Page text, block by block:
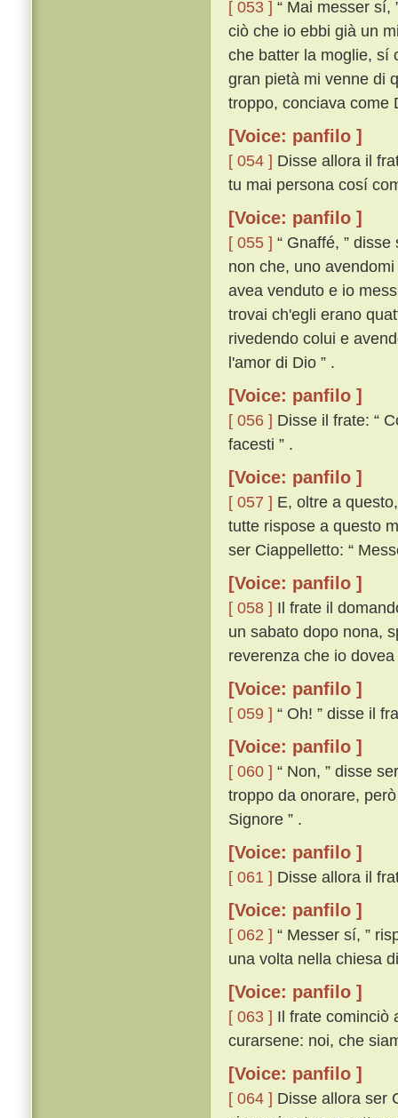
[ 053 ] “ Mai messer sí,
ciò che io ebbi già un
che batter la moglie, sí
gran pietà mi venne di
troppo, conciava come
[Voice: panfilo ]
[ 054 ] Disse allora il
tu mai persona cosí
[Voice: panfilo ]
[ 055 ] “ Gnaffé, ”
non che, uno
avea venduto e io
trovai ch'egli erano
rivedendo colui e
l'amor di Dio ” .
[Voice: panfilo ]
[ 056 ] Disse il frate: “
facesti ” .
[Voice: panfilo ]
[ 057 ] E, oltre a
tutte rispose a questo
ser Ciappelletto: “
[Voice: panfilo ]
[ 058 ] Il frate il
un sabato dopo nona,
reverenza che io dovea
[Voice: panfilo ]
[ 059 ] “ Oh! ” disse il
[Voice: panfilo ]
[ 060 ] “ Non, ” disse
troppo da onorare,
Signore ” .
[Voice: panfilo ]
[ 061 ] Disse allora il
[Voice: panfilo ]
[ 062 ] “ Messer sí, ”
una volta nella chiesa
[Voice: panfilo ]
[ 063 ] Il frate cominciò
curarsene: noi, che
[Voice: panfilo ]
[ 064 ] Disse allora ser